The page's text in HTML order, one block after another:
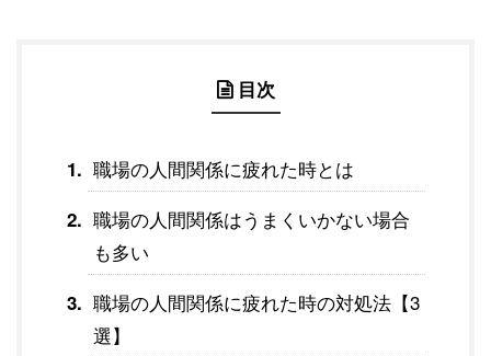
目次
職場の人間関係に疲れた時とは
職場の人間関係はうまくいかない場合
も多い
職場の人間関係に疲れた時の対処法【3
選】